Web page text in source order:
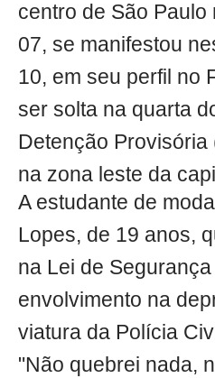
centro de São
07, se manifestou
10, em seu perfil no
ser solta na quarta
Detenção
na zona leste da
A estudante de
Lopes, de 19 anos,
na Lei de
envolvimento na
viatura da Polícia
"Não quebrei nada,